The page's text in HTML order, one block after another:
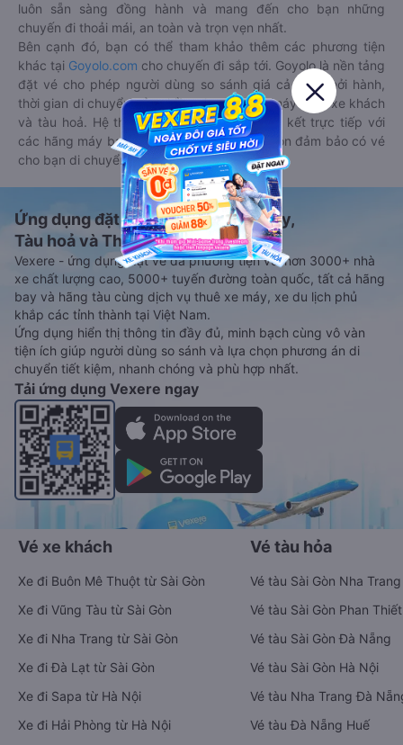
luôn sẵn sàng đồng hành và mang đến cho bạn những
chuyến đi thoải mái, an toàn và trọn vẹn nhất.
Bên cạnh đó, bạn có thể tham khảo thêm các phương tiện
khác tại Goyolo.com cho chuyến đi sắp tới. Goyolo là nền tảng
đặt vé cho phép người dùng so sánh giá cả, giờ khởi hành,
thời gian di chuyển của nhiều phương tiện máy bay, xe khách
và tàu hoả. Hệ thống của Goyolo được liên kết trực tiếp với
các hãng máy bay, xe khách và tàu hoả, luôn đảm bảo có vé
cho bạn di chuyển.
Ứng dụng đặt vé Xe khách, Máy bay,
Tàu hoả và Thuê xe
Vexere - ứng dụng đặt vé đa phương tiện với hơn 3000+ nhà
xe chất lượng cao, 5000+ tuyến đường toàn quốc, tất cả hãng
bay và hãng tàu cùng dịch vụ thuê xe máy, xe du lịch phủ
khắp các tỉnh thành tại Việt Nam.
Ứng dụng hiển thị thông tin đầy đủ, minh bạch cùng vô vàn
tiện ích giúp người dùng so sánh và lựa chọn phương án di
chuyển tiết kiệm, nhanh chóng và phù hợp nhất.
Tải ứng dụng Vexere ngay
Vé xe khách
Xe đi Buôn Mê Thuột từ Sài Gòn
Xe đi Vũng Tàu từ Sài Gòn
Xe đi Nha Trang từ Sài Gòn
Xe đi Đà Lạt từ Sài Gòn
Xe đi Sapa từ Hà Nội
Xe đi Hải Phòng từ Hà Nội
Vé tàu hỏa
Vé tàu Sài Gòn Nha Trang
Vé tàu Sài Gòn Phan Thiết
Vé tàu Sài Gòn Đà Nẵng
Vé tàu Sài Gòn Hà Nội
Vé tàu Nha Trang Đà
Vé tàu Đà Nẵng Huế